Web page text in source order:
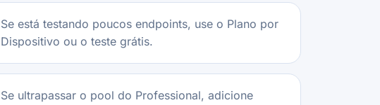
Se está testando poucos endpoints, use o Plano por
Dispositivo ou o teste grátis.
Se ultrapassar o pool do Professional, adicione